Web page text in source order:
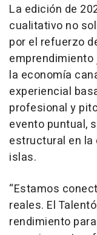
La edición de
cualitativo no
por el refuerzo
la economía
experiencial
profesional y
evento puntual,
estructural en la
islas.
“Estamos
reales. El
rendimiento